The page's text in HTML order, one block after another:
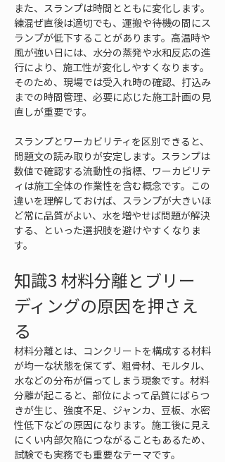
また、スランプは時間とともに変化します。
練混ぜ直後は適切でも、運搬や待機の間にス
ランプが低下することがあります。高温時や
風が強い日には、水分の蒸発や水和反応の進
行により、施工性が変化しやすくなります。
そのため、現場では受入れ時の確認、打込み
までの時間管理、必要に応じた施工計画の見
直しが重要です。
スランプとワーカビリティを区別できると、
問題文の読み取りが安定します。スランプは
数値で確認する流動性の指標、ワーカビリテ
ィは施工全体の作業性を含む概念です。この
違いを理解しておけば、スランプが大きいほ
ど常に品質がよい、水を増やせば問題が解決
する、といった選択肢を避けやすくなりま
す。
知識3 材料分離とブリー
ディングの原因を押さえ
る
材料分離とは、コンクリートを構成する材料
が均一な状態を保てず、粗骨材、モルタル、
水などの分布が偏ってしまう現象です。材料
分離が起こると、部位によって品質にばらつ
きが生じ、強度不足、ジャンカ、豆板、水密
性低下などの原因になります。施工後に見え
にくい内部欠陥につながることもあるため、
試験でも実務でも重要なテーマです。